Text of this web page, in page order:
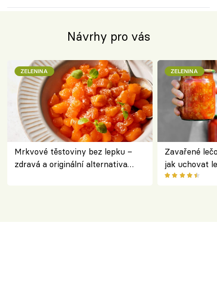
Návrhy pro vás
ZELENINA
Mrkvové těstoviny bez lepku –
zdravá a originální alternativa
ZELENINA
Zavařené
jak uchovat